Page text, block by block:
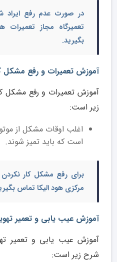
در صورت عدم رفع ایراد
تعمیرگاه مجاز تعمیرات
بگیرید.
آموزش تعمیرات و رفع مشکل
آموزش تعمیرات و رفع مشکل
زیر است:
اغلب اوقات مشکل از
است که باید تمیز شوند.
برای رفع مشکل کار نکردن
مرکزی هود الیکا تماس
آموزش عیب یابی و تعمیر
آموزش عیب یابی و تعمیر
شرح زیر است: